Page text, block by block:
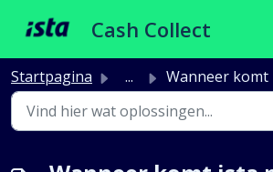
Cash Collect
Startpagina ... Wanneer komt ista mijn meters